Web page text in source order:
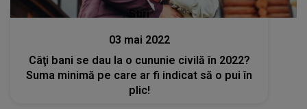
Stiri
03 mai 2022
Câţi bani se dau la o cununie civilă în 2022?
Suma minimă pe care ar fi indicat să o pui în
plic!